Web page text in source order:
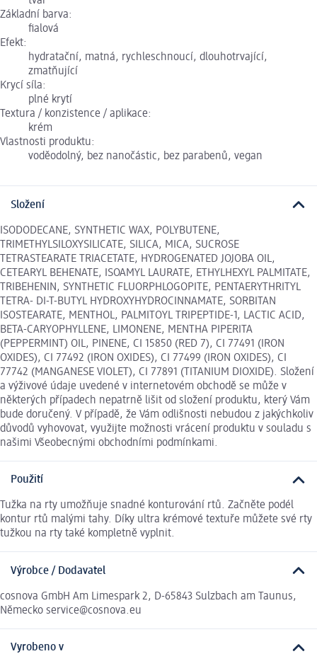
Základní barva:
fialová
Efekt:
hydratační, matná, rychleschnoucí, dlouhotrvající,
zmatňující
Krycí síla:
plné krytí
Textura / konzistence / aplikace:
krém
Vlastnosti produktu:
voděodolný, bez nanočástic, bez parabenů, vegan
Složení
ISODODECANE, SYNTHETIC WAX, POLYBUTENE,
TRIMETHYLSILOXYSILICATE, SILICA, MICA, SUCROSE
TETRASTEARATE TRIACETATE, HYDROGENATED JOJOBA OIL,
CETEARYL BEHENATE, ISOAMYL LAURATE, ETHYLHEXYL PALMITATE,
TRIBEHENIN, SYNTHETIC FLUORPHLOGOPITE, PENTAERYTHRITYL
TETRA- DI-T-BUTYL HYDROXYHYDROCINNAMATE, SORBITAN
ISOSTEARATE, MENTHOL, PALMITOYL TRIPEPTIDE-1, LACTIC ACID,
BETA-CARYOPHYLLENE, LIMONENE, MENTHA PIPERITA
(PEPPERMINT) OIL, PINENE, CI 15850 (RED 7), CI 77491 (IRON
OXIDES), CI 77492 (IRON OXIDES), CI 77499 (IRON OXIDES), CI
77742 (MANGANESE VIOLET), CI 77891 (TITANIUM DIOXIDE). Složení
a výživové údaje uvedené v internetovém obchodě se může v
některých případech nepatrně lišit od složení produktu, který Vám
bude doručený. V případě, že Vám odlišnosti nebudou z jakýchkoliv
důvodů vyhovovat, využijte možnosti vrácení produktu v souladu s
našimi Všeobecnými obchodními podmínkami.
Použití
Tužka na rty umožňuje snadné konturování rtů. Začněte podél
kontur rtů malými tahy. Díky ultra krémové textuře můžete své rty
tužkou na rty také kompletně vyplnit.
Výrobce / Dodavatel
cosnova GmbH Am Limespark 2, D-65843 Sulzbach am Taunus,
Německo service@cosnova.eu
Vyrobeno v